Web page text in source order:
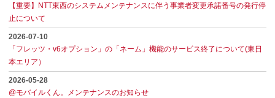
【重要】NTT東西のシステムメンテナンスに伴う事業者変更承諾番号の発行停
止について
2026-07-10
「フレッツ・v6オプション」の「ネーム」機能のサービス終了について(東日
本エリア）
2026-05-28
@モバイルくん。メンテナンスのお知らせ